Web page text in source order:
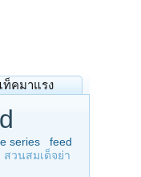
ท็คมาแรง
series
feed
สวนสมเด็จย่า